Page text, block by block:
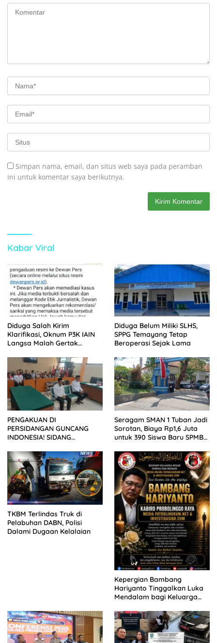
Simpan nama, email, dan situs web saya pada peramban
ini untuk komentar saya berikutnya.
Kabar Viral
Diduga Salah Kirim
Klarifikasi, Oknum P3K IAIN
Langsa Malah Gertak
Diduga Belum Miliki SLHS,
SPPG Temayang Tetap
Beroperasi Sejak Lama
PENGAKUAN DI
PERSIDANGAN GUNCANG
INDONESIA! SIDANG
KELUARGA KORBAN
MENGAMUK DI PN MALANG
Seragam SMAN 1 Tuban Jadi
Sorotan, Biaya Rp1,6 Juta
untuk 390 Siswa Baru SPMB
TKBM Terlindas Truk di
Pelabuhan DABN, Polisi
Dalami Dugaan Kelalaian
Kepergian Bambang
Hariyanto Tinggalkan Luka
Mendalam bagi Keluarga